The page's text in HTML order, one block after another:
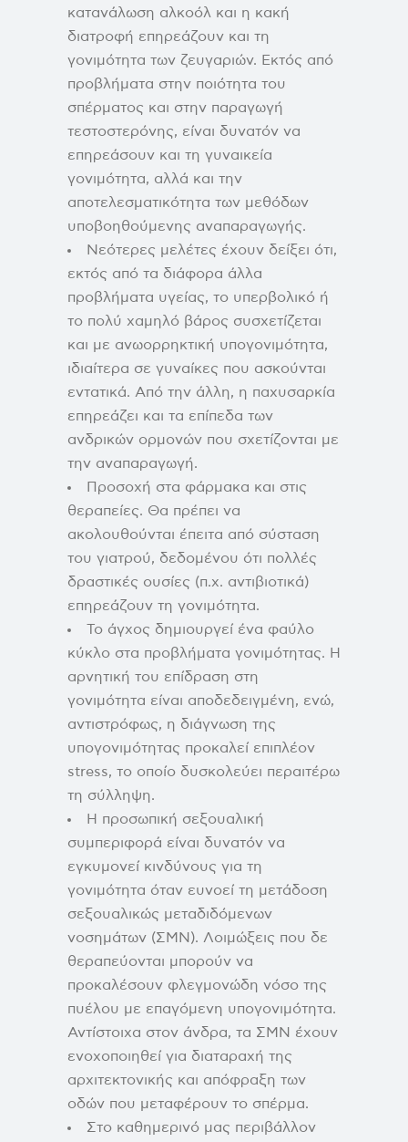
κατανάλωση αλκοόλ και η κακή
διατροφή επηρεάζουν και τη
γονιμότητα των ζευγαριών. Εκτός από
προβλήματα στην ποιότητα του
σπέρματος και στην παραγωγή
τεστοστερόνης, είναι δυνατόν να
επηρεάσουν και τη γυναικεία
γονιμότητα, αλλά και την
αποτελεσματικότητα των μεθόδων
υποβοηθούμενης αναπαραγωγής.
Νεότερες μελέτες έχουν δείξει ότι,
εκτός από τα διάφορα άλλα
προβλήματα υγείας, το υπερβολικό ή
το πολύ χαμηλό βάρος συσχετίζεται
και με ανωορρηκτική υπογονιμότητα,
ιδιαίτερα σε γυναίκες που ασκούνται
εντατικά. Από την άλλη, η παχυσαρκία
επηρεάζει και τα επίπεδα των
ανδρικών ορμονών που σχετίζονται με
την αναπαραγωγή.
Προσοχή στα φάρμακα και στις
θεραπείες. Θα πρέπει να
ακολουθούνται έπειτα από σύσταση
του γιατρού, δεδομένου ότι πολλές
δραστικές ουσίες (π.χ. αντιβιοτικά)
επηρεάζουν τη γονιμότητα.
Το άγχος δημιουργεί ένα φαύλο
κύκλο στα προβλήματα γονιμότητας. Η
αρνητική του επίδραση στη
γονιμότητα είναι αποδεδειγμένη, ενώ,
αντιστρόφως, η διάγνωση της
υπογονιμότητας προκαλεί επιπλέον
stress, το οποίο δυσκολεύει περαιτέρω
τη σύλληψη.
Η προσωπική σεξουαλική
συμπεριφορά είναι δυνατόν να
εγκυμονεί κινδύνους για τη
γονιμότητα όταν ευνοεί τη μετάδοση
σεξουαλικώς μεταδιδόμενων
νοσημάτων (ΣΜΝ). Λοιμώξεις που δε
θεραπεύονται μπορούν να
προκαλέσουν φλεγμονώδη νόσο της
πυέλου με επαγόμενη υπογονιμότητα.
Αντίστοιχα στον άνδρα, τα ΣΜΝ έχουν
ενοχοποιηθεί για διαταραχή της
αρχιτεκτονικής και απόφραξη των
οδών που μεταφέρουν το σπέρμα.
Στο καθημερινό μας περιβάλλον